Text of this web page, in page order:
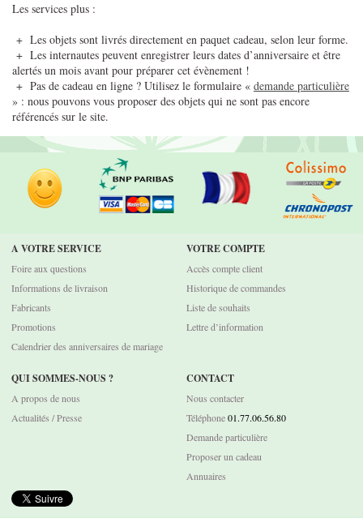
Les services plus :
+ Les objets sont livrés directement en paquet cadeau, selon leur forme.
+ Les internautes peuvent enregistrer leurs dates d’anniversaire et être
alertés un mois avant pour préparer cet évènement !
+ Pas de cadeau en ligne ? Utilisez le formulaire « demande particulière
» : nous pouvons vous proposer des objets qui ne sont pas encore
référencés sur le site.
A VOTRE SERVICE
Foire aux questions
Informations de livraison
Fabricants
Promotions
Calendrier des anniversaires de mariage
VOTRE COMPTE
Accès compte client
Historique de commandes
Liste de souhaits
Lettre d’information
QUI SOMMES-NOUS ?
A propos de nous
Actualités / Presse
CONTACT
Nous contacter
Téléphone01.77.06.56.80
Demande particulière
Proposer un cadeau
Annuaires